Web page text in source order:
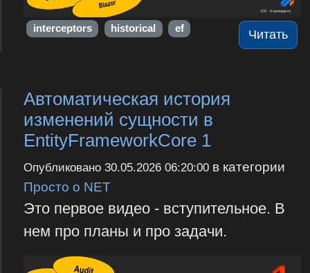
Читать
interceptors historical ef
Автоматическая история
изменений сущности в
EntityFrameworkCore 1
Опубликовано 30.05.2026 06:20:00в категории
Просто о NET
Это первое видео - вступительное. В
нем про планы и про задачи.